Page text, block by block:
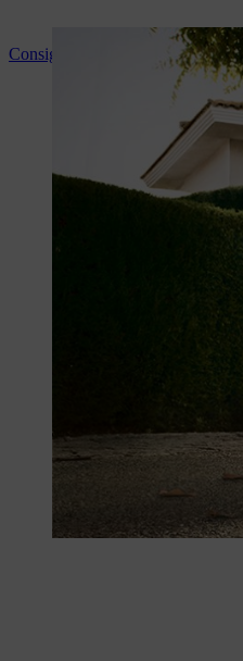
Consigli e informazioni sui prodotti